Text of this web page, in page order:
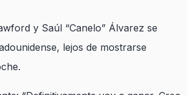
y Saúl “Canelo” Álvarez se
lejos de mostrarse